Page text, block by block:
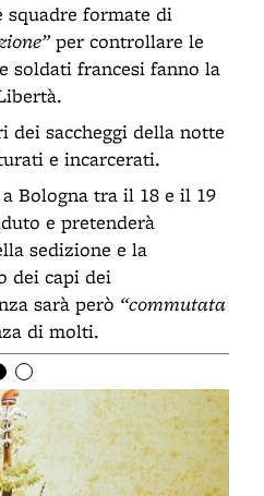
formate di
per controllare le
soldati francesi fanno la
saccheggi della notte
e incarcerati.
Bologna tra il 18 e il 19
e pretenderà
sedizione e la
dei capi dei
sarà però “commutata
di molti.